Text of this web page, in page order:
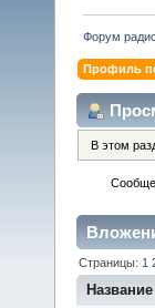
Форум
Профиль
В этом
Страницы: 1